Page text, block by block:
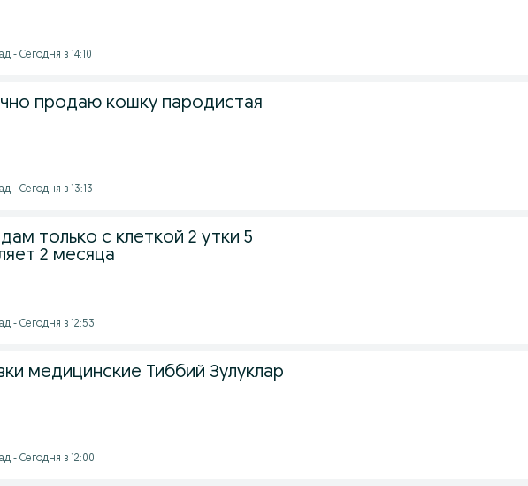
- Сегодня в 14:10
продаю кошку пародистая
- Сегодня в 13:13
только с клеткой 2 утки 5
2 месяца
- Сегодня в 12:53
медицинские Тиббий Зулуклар
- Сегодня в 12:00